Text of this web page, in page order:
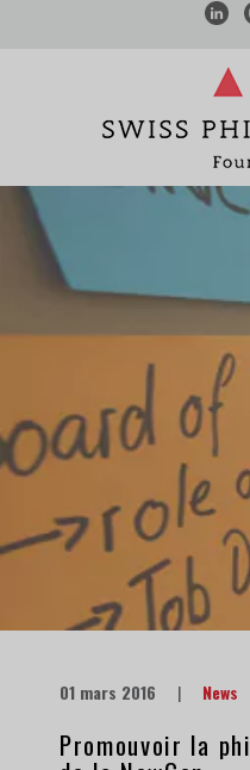
01 mars 2016 | News
Promouvoir la